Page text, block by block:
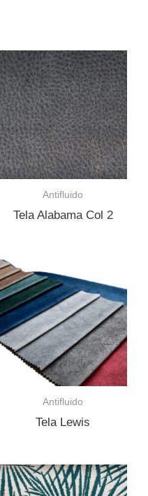
Antifluido
Tela Alabama Col 2
Antifluido
Tela Lewis